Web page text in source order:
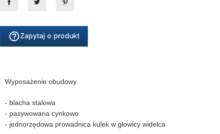
help_outlineZapytaj o produkt
Wyposażenie obudowy
- blacha stalowa
- pasywowana cynkowo
- jednorzędowa prowadnica kulek w głowicy widelca